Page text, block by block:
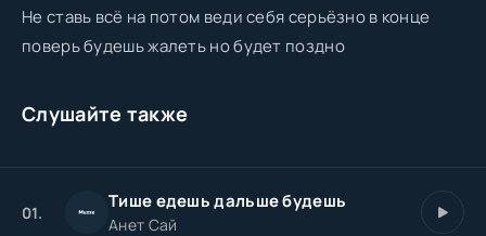
Не ставь всё на потом веди себя серьёзно в конце
поверь будешь жалеть но будет поздно
Слушайте также
01. Тише едешь дальше будешь
Анет Сай